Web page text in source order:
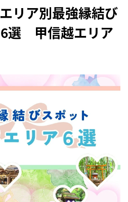
リア別最強縁結び
選 甲信越エリア